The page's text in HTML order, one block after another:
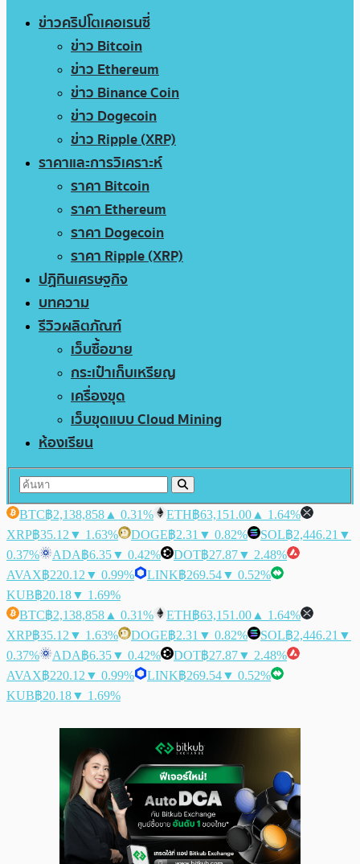
ข่าวคริปโตเคอเรนซี่
ข่าว Bitcoin
ข่าว Ethereum
ข่าว Binance Coin
ข่าว Dogecoin
ข่าว Ripple (XRP)
ราคาและการวิเคราะห์
ราคา Bitcoin
ราคา Ethereum
ราคา Dogecoin
ราคา Ripple (XRP)
ปฏิทินเศรษฐกิจ
บทความ
รีวิวผลิตภัณฑ์
เว็บซื้อขาย
กระเป๋าเก็บเหรียญ
เครื่องขุด
เว็บขุดแบบ Cloud Mining
ห้องเรียน
BTC฿2,138,858 ▲ 0.31% ETH฿63,151.00 ▲ 1.64%
XRP฿35.12 ▼ 1.63% DOGE฿2.31 ▼ 0.82% SOL฿2,446.21 ▼
0.37%
ADA฿6.35▼ 0.42% DOT฿27.87▼ 2.48%
AVAX฿220.12 ▼ 0.99% LINK฿269.54▼ 0.52%
KUB฿20.18▼ 1.69%
BTC฿2,138,858 ▲ 0.31% ETH฿63,151.00 ▲ 1.64%
XRP฿35.12 ▼ 1.63% DOGE฿2.31 ▼ 0.82% SOL฿2,446.21 ▼
0.37%
ADA฿6.35▼ 0.42% DOT฿27.87▼ 2.48%
AVAX฿220.12 ▼ 0.99% LINK฿269.54▼ 0.52%
KUB฿20.18▼ 1.69%